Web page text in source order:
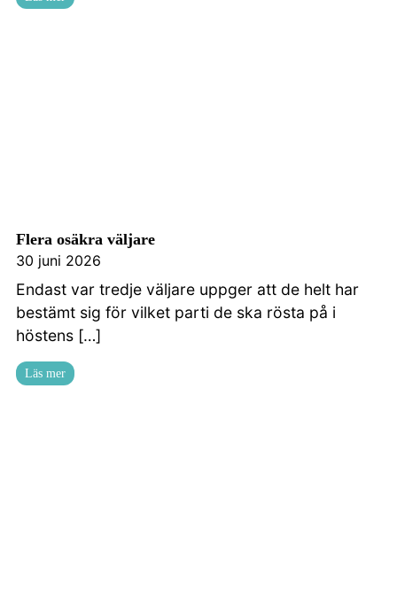
Flera osäkra väljare
30 juni 2026
Endast var tredje väljare uppger att de helt har
bestämt sig för vilket parti de ska rösta på i
höstens […]
Läs mer